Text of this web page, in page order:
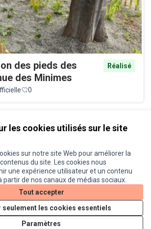
les cookies utilisés sur le site
sur notre site Web pour améliorer la
du site. Les cookies nous
une expérience utilisateur et un contenu
partir de nos canaux de médias sociaux.
Tout accepter
seulement les cookies essentiels
Paramètres
des pieds des
des Minimes
Réalisé
0
Facebook
! sur Instagram
Licence
(Lien